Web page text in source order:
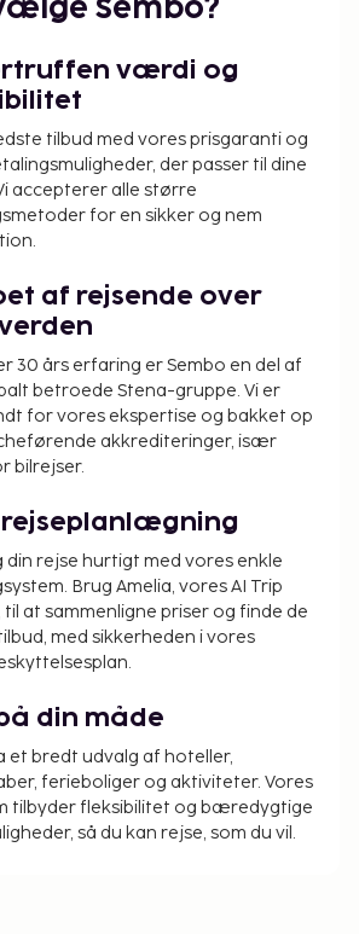
Sembo?
værdi og
tilbud med vores prisgaranti og
der passer til dine
accepterer alle større
for en sikker og nem
af rejsende over
30 års erfaring er Sembo en del af
betroede Stena-gruppe. Vi er
for vores ekspertise og bakket op
akkrediteringer, især
bilrejser.
rejseplanlægning
rejse hurtigt med vores enkle
Brug Amelia, vores AI Trip
til at sammenligne priser og finde de
med sikkerheden i vores
din måde
et bredt udvalg af hoteller,
ferieboliger og aktiviteter. Vores
tilbyder fleksibilitet og bæredygtige
så du kan rejse, som du vil.